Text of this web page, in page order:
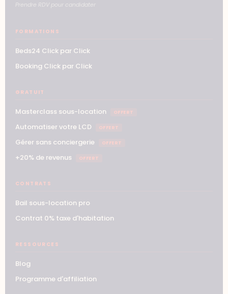
Prendre RDV pour candidater
FORMATIONS
Beds24 Click par Click
Booking Click par Click
GRATUIT
Masterclass sous-location OFFERT
Automatiser votre LCD OFFERT
Gérer sans conciergerie OFFERT
+20% de revenus OFFERT
CONTRATS
Bail sous-location pro
Contrat 0% taxe d'habitation
RESSOURCES
Blog
Programme d'affiliation